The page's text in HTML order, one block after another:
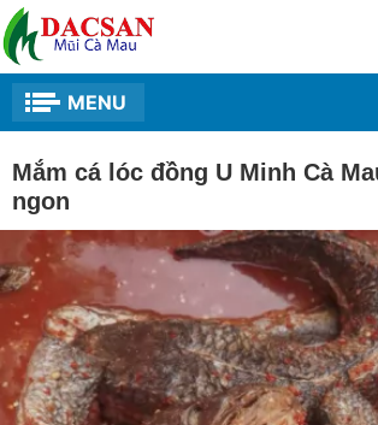
MENU
Mắm cá lóc đồng U Minh Cà
ngon